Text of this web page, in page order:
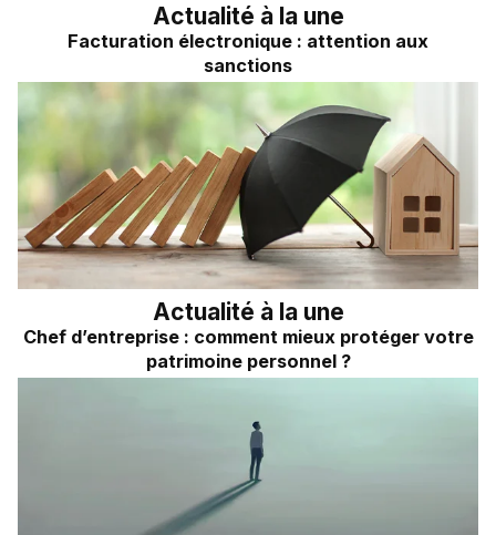
Actualité à la une
Facturation électronique : attention aux
sanctions
Actualité à la une
Chef d’entreprise : comment mieux protéger votre
patrimoine personnel ?